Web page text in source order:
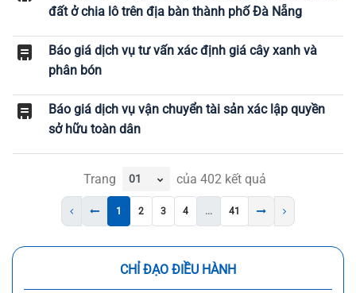
đất ở chia lô trên địa bàn thành phố Đà Nẵng
Báo giá dịch vụ tư vấn xác định giá cây xanh và
phân bón
Báo giá dịch vụ vận chuyển tài sản xác lập quyền
sở hữu toàn dân
Trang của 402 kết quả
1 2 3 4 ... 41
CHỈ ĐẠO ĐIỀU HÀNH